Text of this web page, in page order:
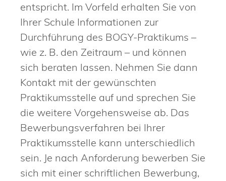
entspricht. Im Vorfeld erhalten Sie von
Ihrer Schule Informationen zur
Durchführung des BOGY-Praktikums –
wie z. B. den Zeitraum – und können
sich beraten lassen. Nehmen Sie dann
Kontakt mit der gewünschten
Praktikumsstelle auf und sprechen Sie
die weitere Vorgehensweise ab. Das
Bewerbungsverfahren bei Ihrer
Praktikumsstelle kann unterschiedlich
sein. Je nach Anforderung bewerben Sie
sich mit einer schriftlichen Bewerbung,